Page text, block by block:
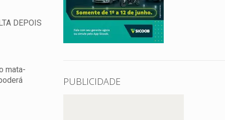
DEPOIS
mata-
PUBLICIDADE